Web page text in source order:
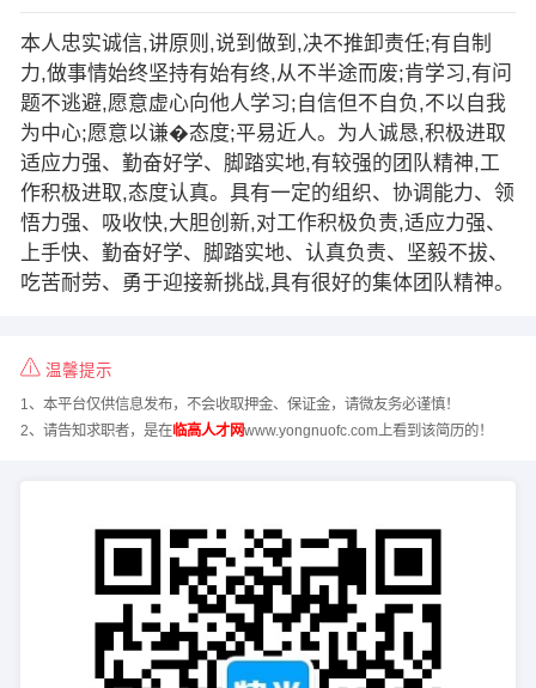
本人忠实诚信,讲原则,说到做到,决不推卸责任;有自制
力,做事情始终坚持有始有终,从不半途而废;肯学习,有问
题不逃避,愿意虚心向他人学习;自信但不自负,不以自我
为中心;愿意以谦�态度;平易近人。为人诚恳,积极进取
适应力强、勤奋好学、脚踏实地,有较强的团队精神,工
作积极进取,态度认真。具有一定的组织、协调能力、领
悟力强、吸收快,大胆创新,对工作积极负责,适应力强、
上手快、勤奋好学、脚踏实地、认真负责、坚毅不拔、
吃苦耐劳、勇于迎接新挑战,具有很好的集体团队精神。
温馨提示
1、本平台仅供信息发布，不会收取押金、保证金，请微友务必谨慎！
2、请告知求职者，是在临高人才网www.yongnuofc.com上看到该简历的！